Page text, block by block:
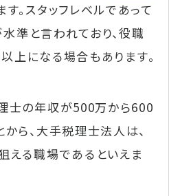
。スタッフレベルであって
準と言われており、役職
上になる場合もあります。
士の年収が500万から600
ら、大手税理士法人は、
える職場であるといえま